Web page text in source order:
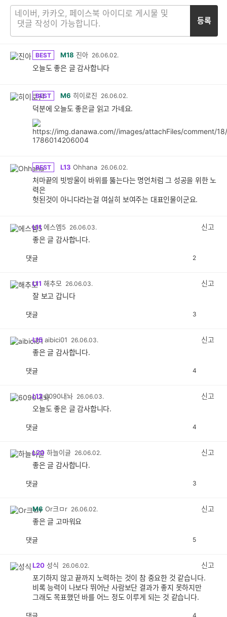
등록
BEST M18 진아 26.06.02.
오늘도 좋은 글 감사합니다
BEST M6 히이로진 26.06.02.
덕분에 오늘도 좋은글 읽고 가네요.
BEST L13 Ohhana 26.06.02.
처마끝의 빗방울이 바위를 뚫는다는 명언처럼 그 성공을 위한 노
력은
헛된것이 아니다라는걸 여실히 보여주는 대표인물이군요.
L11 에스엠5 26.06.03.
신고
좋은 글 감사합니다.
댓글 2
L11 해추모 26.06.03.
신고
잘 보고 갑니다
댓글 3
L15 aibici01 26.06.03.
신고
좋은 글 감사합니다.
댓글 4
L12 6090내놔 26.06.03.
신고
오늘도 좋은 글 감사합니다.
댓글 4
L20 하늘이글 26.06.02.
신고
좋은 글 감사합니다.
댓글 3
M6 Or크ㅁr 26.06.02.
신고
좋은 글 고마워요
댓글 5
L20 성식 26.06.02.
신고
포기하지 않고 끝까지 노력하는 것이 참 중요한 것 같습니다.
비록 능력이 나보다 뛰어난 사람보단 결과가 좋지 못하지만
그래도 목표했던 바를 어느 정도 이루게 되는 것 같습니다.
댓글 4